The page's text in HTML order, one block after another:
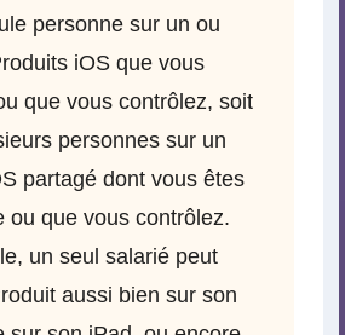
personne sur un ou
iOS que vous
que vous contrôlez, soit
personnes sur un
partagé dont vous êtes
ou que vous contrôlez.
un seul salarié peut
aussi bien sur son